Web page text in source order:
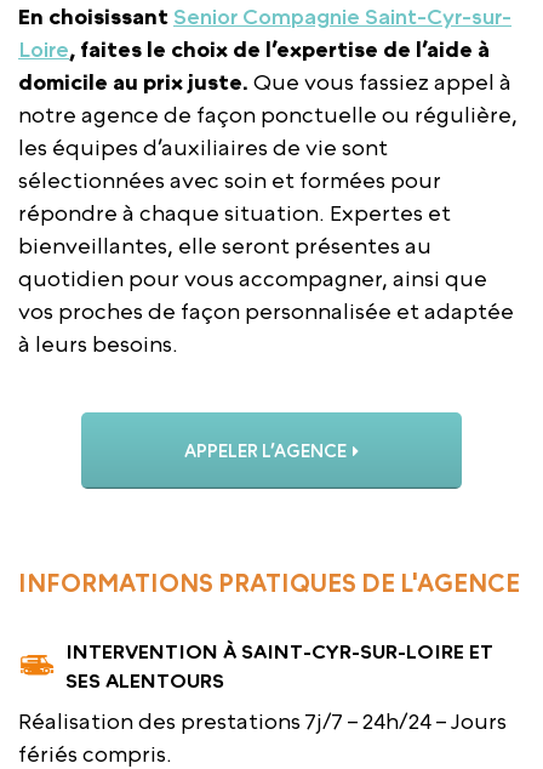
En choisissant Senior Compagnie Saint-Cyr-sur-
Loire, faites le choix de l’expertise de l’aide à
domicile au prix juste. Que vous fassiez appel à
notre agence de façon ponctuelle ou régulière,
les équipes d’auxiliaires de vie sont
sélectionnées avec soin et formées pour
répondre à chaque situation. Expertes et
bienveillantes, elle seront présentes au
quotidien pour vous accompagner, ainsi que
vos proches de façon personnalisée et adaptée
à leurs besoins.
APPELER L’AGENCE
INFORMATIONS PRATIQUES DE L'AGENCE
INTERVENTION À SAINT-CYR-SUR-LOIRE ET
SES ALENTOURS
Réalisation des prestations 7j/7 – 24h/24 – Jours
fériés compris.